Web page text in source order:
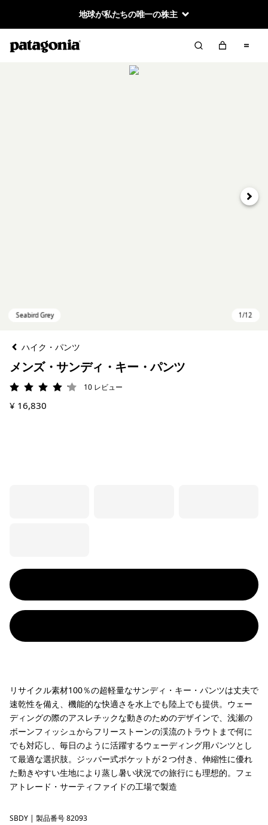
地球が私たちの唯一の株主
次へ
ハイク・パンツ
メンズ・サンディ・キー・パンツ
評価: 4.1 / 5
10 レビュー
¥ 16,830
リサイクル素材100％の超軽量なサンディ・キー・パンツは丈夫で
速乾性を備え、機能的な快適さを水上でも陸上でも提供。ウェー
ディングの際のアスレチックな動きのためのデザインで、浅瀬の
ボーンフィッシュからフリーストーンの渓流のトラウトまで何に
でも対応し、毎日のように活躍するウェーディング用パンツとし
て最適な選択肢。ジッパー式ポケットが２つ付き、伸縮性に優れ
た動きやすい生地により蒸し暑い状況での旅行にも理想的。フェ
アトレード・サーティファイドの工場で製造
Seabird Grey
SBDY | 製品番号 82093